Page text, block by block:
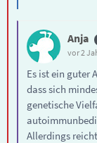
Anja
vor 2
Es ist ein guter
dass sich
genetische
Allerdings